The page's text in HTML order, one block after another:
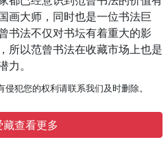
画大师，同时也是一位书法巨
书法不仅对书坛有着重大的影
所以范曾书法在收藏市场上也是
力。
犯您的权利请联系我们及时删除。
藏查看更多